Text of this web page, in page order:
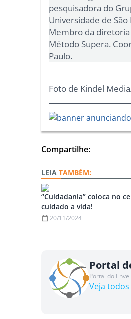
pesquisadora do
Universidade de
Membro da diretoria
Método Supera.
Paulo.
Foto de Kindel
Compartilhe:
TAMBÉM:
“Cuidadania” coloca no
cuidado a vida!
20/11/2024
Portal
Portal do
Veja